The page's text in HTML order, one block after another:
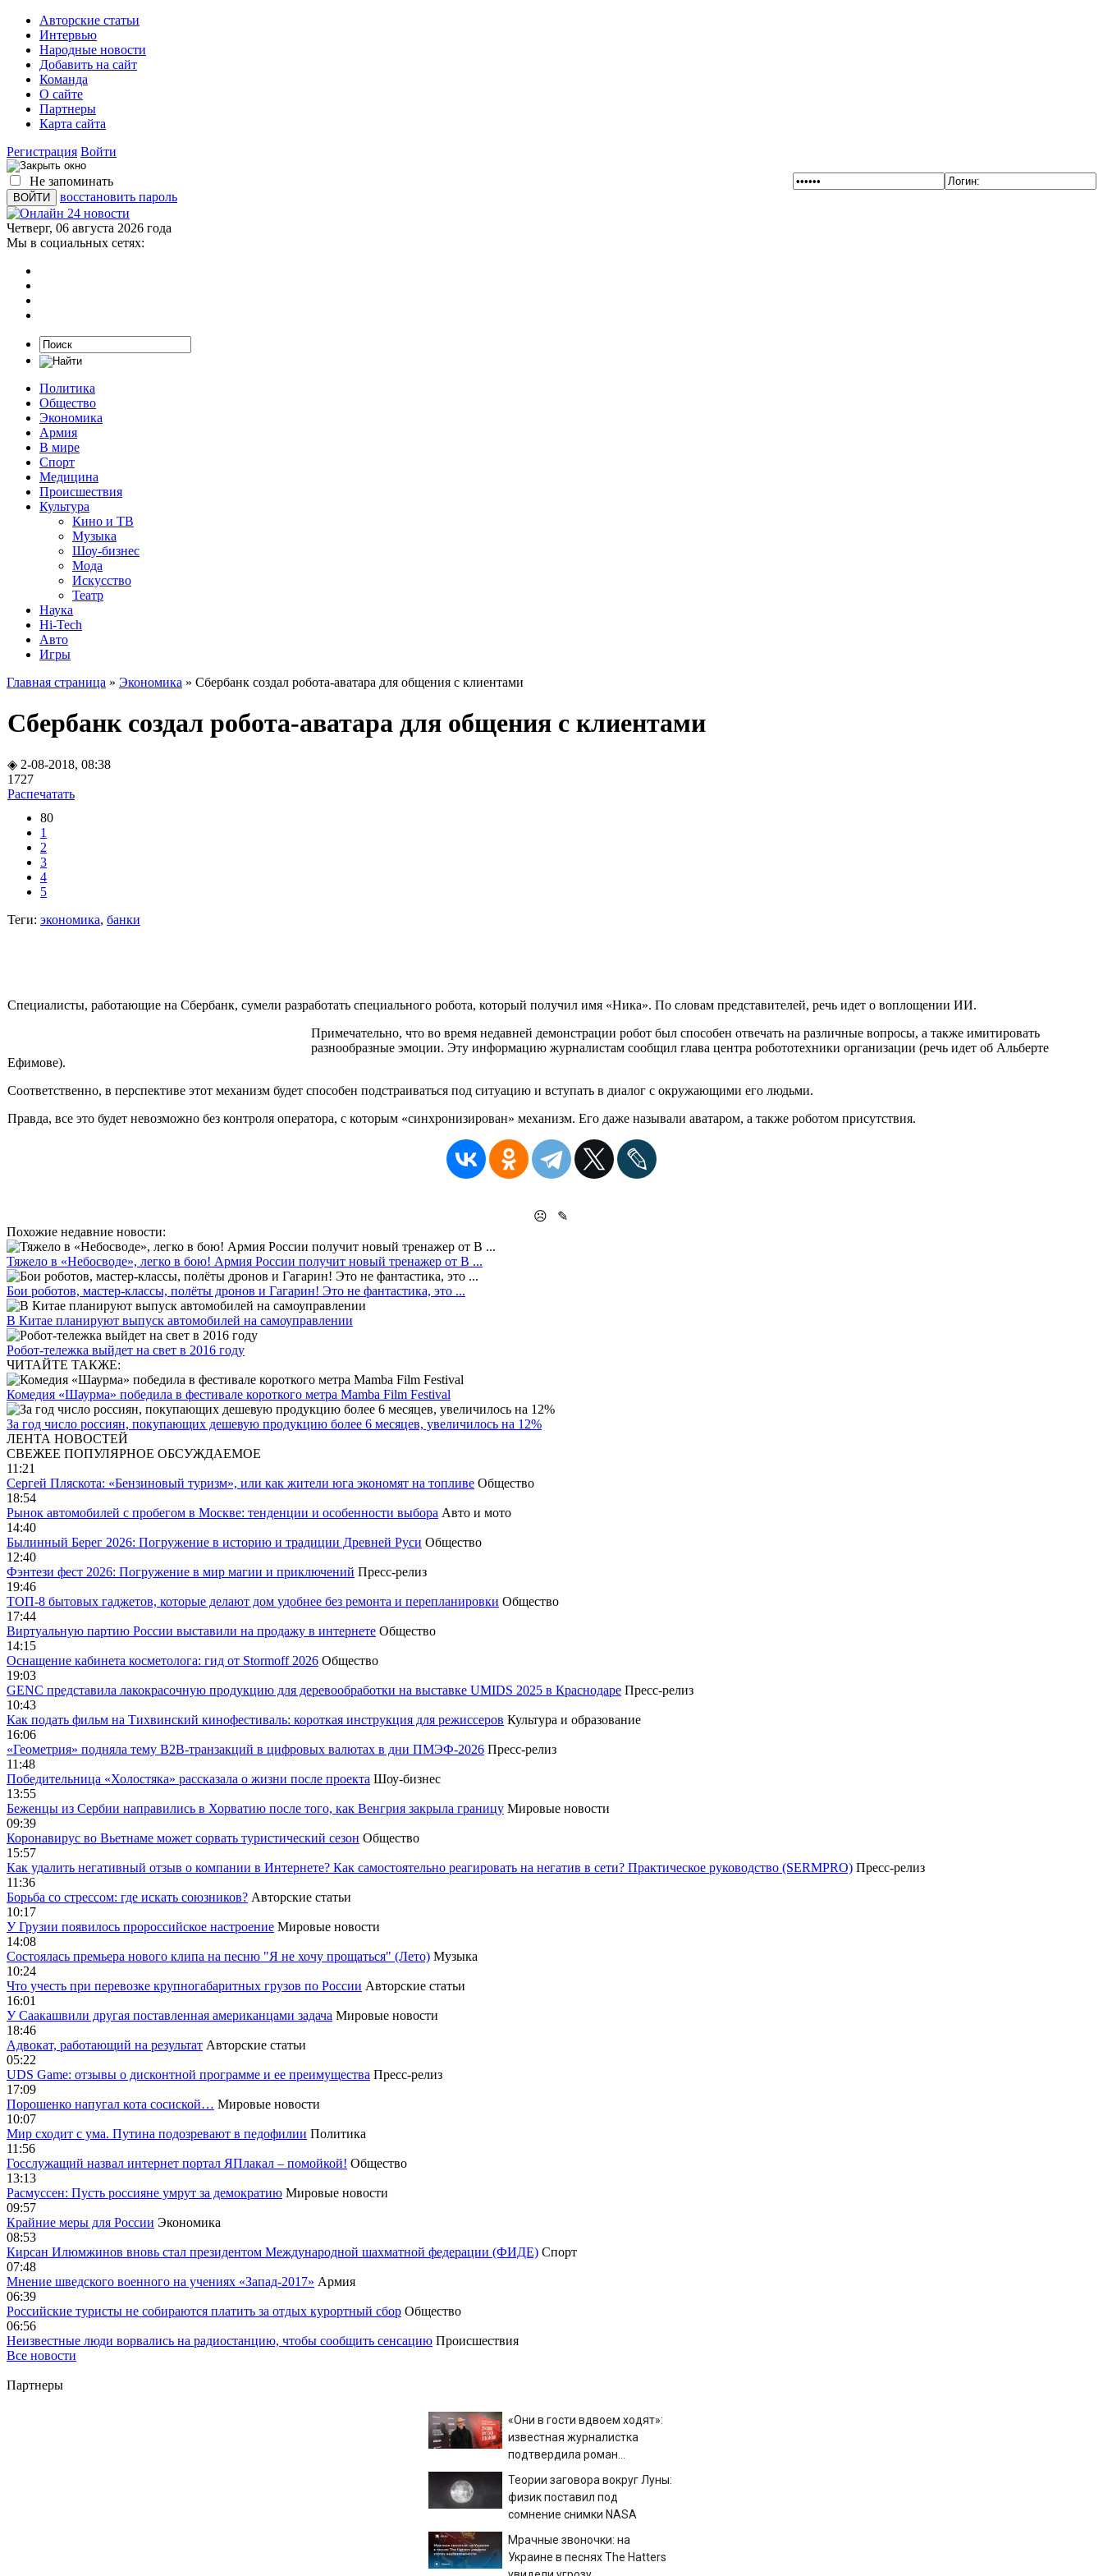
Авторские статьи
Интервью
Народные новости
Добавить на сайт
Команда
О сайте
Партнеры
Карта сайта
Регистрация Войти
Не запоминать
восстановить пароль
Четверг, 06 августа 2026 года
Мы в социальных сетях:
Политика
Общество
Экономика
Армия
В мире
Спорт
Медицина
Происшествия
Культура
Кино и ТВ
Музыка
Шоу-бизнес
Мода
Искусство
Театр
Наука
Hi-Tech
Авто
Игры
Главная страница » Экономика » Сбербанк создал робота-аватара для общения с клиентами
Сбербанк создал робота-аватара для общения с клиентами
◈ 2-08-2018, 08:38
1727
Распечатать
80
1
2
3
4
5
Теги: экономика, банки
Специалисты, работающие на Сбербанк, сумели разработать специального робота, который получил имя «Ника». По словам представителей, речь идет о воплощении ИИ.
Примечательно, что во время недавней демонстрации робот был способен отвечать на различные вопросы, а также имитировать
разнообразные эмоции. Эту информацию журналистам сообщил глава центра робототехники организации (речь идет об Альберте
Ефимове).
Соответственно, в перспективе этот механизм будет способен подстраиваться под ситуацию и вступать в диалог с окружающими его людьми.
Правда, все это будет невозможно без контроля оператора, с которым «синхронизирован» механизм. Его даже называли аватаром, а также роботом присутствия.
☹
✎
Похожие недавние новости:
Тяжело в «Небосводе», легко в бою! Армия России получит новый тренажер от В ...
Бои роботов, мастер-классы, полёты дронов и Гагарин! Это не фантастика, это ...
В Китае планируют выпуск автомобилей на самоуправлении
Робот-тележка выйдет на свет в 2016 году
ЧИТАЙТЕ ТАКЖЕ:
Комедия «Шаурма» победила в фестивале короткого метра Mamba Film Festival
За год число россиян, покупающих дешевую продукцию более 6 месяцев, увеличилось на 12%
ЛЕНТА НОВОСТЕЙ
СВЕЖЕЕ ПОПУЛЯРНОЕ ОБСУЖДАЕМОЕ
11:21
Сергей Пляскота: «Бензиновый туризм», или как жители юга экономят на топливе Общество
18:54
Рынок автомобилей с пробегом в Москве: тенденции и особенности выбора Авто и мото
14:40
Былинный Берег 2026: Погружение в историю и традиции Древней Руси Общество
12:40
Фэнтези фест 2026: Погружение в мир магии и приключений Пресс-релиз
19:46
ТОП-8 бытовых гаджетов, которые делают дом удобнее без ремонта и перепланировки Общество
17:44
Виртуальную партию России выставили на продажу в интернете Общество
14:15
Оснащение кабинета косметолога: гид от Stormoff 2026 Общество
19:03
GENC представила лакокрасочную продукцию для деревообработки на выставке UMIDS 2025 в Краснодаре Пресс-релиз
10:43
Как подать фильм на Тихвинский кинофестиваль: короткая инструкция для режиссеров Культура и образование
16:06
«Геометрия» подняла тему B2B-транзакций в цифровых валютах в дни ПМЭФ-2026 Пресс-релиз
11:48
Победительница «Холостяка» рассказала о жизни после проекта Шоу-бизнес
13:55
Беженцы из Сербии направились в Хорватию после того, как Венгрия закрыла границу Мировые новости
09:39
Коронавирус во Вьетнаме может сорвать туристический сезон Общество
15:57
Как удалить негативный отзыв о компании в Интернете? Как самостоятельно реагировать на негатив в сети? Практическое руководство (SERMPRO) Пресс-релиз
11:36
Борьба со стрессом: где искать союзников? Авторские статьи
10:17
У Грузии появилось пророссийское настроение Мировые новости
14:08
Cостоялась премьера нового клипа на песню "Я не хочу прощаться" (Лето) Музыка
10:24
Что учесть при перевозке крупногабаритных грузов по России Авторские статьи
16:01
У Саакашвили другая поставленная американцами задача Мировые новости
18:46
Адвокат, работающий на результат Авторские статьи
05:22
UDS Game: отзывы о дисконтной программе и ее преимущества Пресс-релиз
17:09
Порошенко напугал кота сосиской… Мировые новости
10:07
Мир сходит с ума. Путина подозревают в педофилии Политика
11:56
Госслужащий назвал интернет портал ЯПлакал – помойкой! Общество
13:13
Расмуссен: Пусть россияне умрут за демократию Мировые новости
09:57
Крайние меры для России Экономика
08:53
Кирсан Илюмжинов вновь стал президентом Международной шахматной федерации (ФИДЕ) Спорт
07:48
Мнение шведского военного на учениях «Запад-2017» Армия
06:39
Российские туристы не собираются платить за отдых курортный сбор Общество
06:56
Неизвестные люди ворвались на радиостанцию, чтобы сообщить сенсацию Происшествия
Все новости
Партнеры
«Они в гости вдвоем ходят»:
известная журналистка
подтвердила роман
Теории заговора вокруг Луны:
физик поставил под
сомнение снимки NASA
Мрачные звоночки: на
Украине в песнях The Hatters